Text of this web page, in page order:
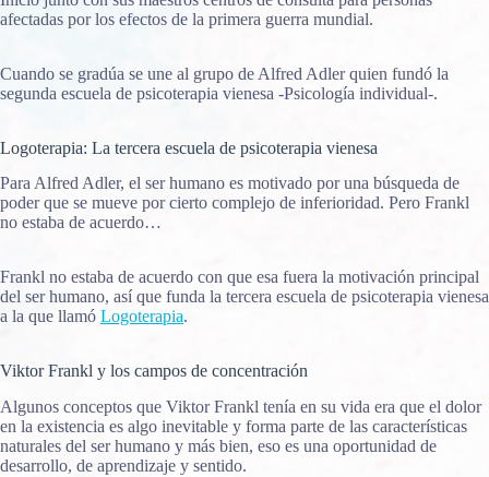
afectadas por los efectos de la primera guerra mundial.
Cuando se gradúa se une al grupo de Alfred Adler quien fundó la
segunda escuela de psicoterapia vienesa -Psicología individual-.
Logoterapia: La tercera escuela de psicoterapia vienesa
Para Alfred Adler, el ser humano es motivado por una búsqueda de
poder que se mueve por cierto complejo de inferioridad. Pero Frankl
no estaba de acuerdo…
Frankl no estaba de acuerdo con que esa fuera la motivación principal
del ser humano, así que funda la tercera escuela de psicoterapia vienesa
a la que llamó Logoterapia.
Viktor Frankl y los campos de concentración
Algunos conceptos que Viktor Frankl tenía en su vida era que el dolor
en la existencia es algo inevitable y forma parte de las características
naturales del ser humano y más bien, eso es una oportunidad de
desarrollo, de aprendizaje y sentido.